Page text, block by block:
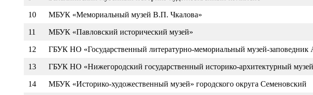
10 МБУК «Мемориальный музей В.П. Чкалова»
11 МБУК «Павловский исторический музей»
12 ГБУК НО «Государственный литературно-мемориальный музей-
13 ГБУК НО «Нижегородский государственный историко-архитектурный
14 МБУК «Историко-художественный музей» городского округа Семеновский